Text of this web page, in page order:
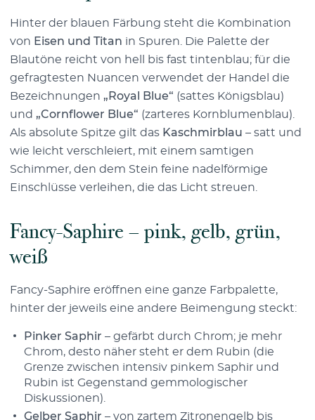
Hinter der blauen Färbung steht die Kombination
von Eisen und Titan in Spuren. Die Palette der
Blautöne reicht von hell bis fast tintenblau; für die
gefragtesten Nuancen verwendet der Handel die
Bezeichnungen „Royal Blue“ (sattes Königsblau)
und „Cornflower Blue“ (zarteres Kornblumenblau).
Als absolute Spitze gilt das Kaschmirblau – satt und
wie leicht verschleiert, mit einem samtigen
Schimmer, den dem Stein feine nadelförmige
Einschlüsse verleihen, die das Licht streuen.
Fancy-Saphire – pink, gelb, grün,
weiß
Fancy-Saphire eröffnen eine ganze Farbpalette,
hinter der jeweils eine andere Beimengung steckt:
Pinker Saphir – gefärbt durch Chrom; je mehr
Chrom, desto näher steht er dem Rubin (die
Grenze zwischen intensiv pinkem Saphir und
Rubin ist Gegenstand gemmologischer
Diskussionen).
Gelber Saphir – von zartem Zitronengelb bis